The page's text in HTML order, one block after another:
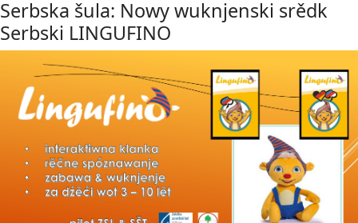
Serbska šula: Nowy wuknjenski srědk
Serbski LINGUFINO